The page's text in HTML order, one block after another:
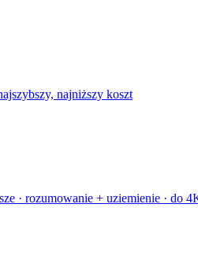
najniższy koszt
· rozumowanie + uziemienie · do